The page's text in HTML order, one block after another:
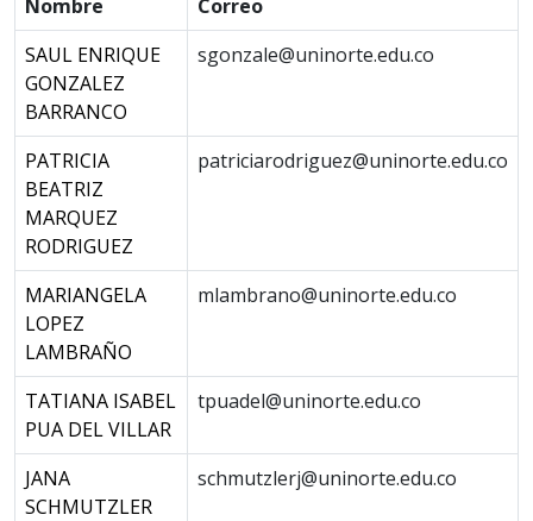
Nombre
Correo
SAUL ENRIQUE
GONZALEZ
BARRANCO
sgonzale@uninorte.edu.co
PATRICIA
BEATRIZ
MARQUEZ
RODRIGUEZ
patriciarodriguez@uninorte.edu.co
MARIANGELA
LOPEZ
LAMBRAÑO
mlambrano@uninorte.edu.co
TATIANA ISABEL
PUA DEL VILLAR
tpuadel@uninorte.edu.co
JANA
SCHMUTZLER
schmutzlerj@uninorte.edu.co